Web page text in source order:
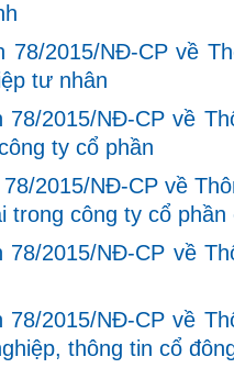
78/2015/NĐ-CP về
tư nhân
2015/NĐ-CP về
ty cổ phần
2015/NĐ-CP về
trong công ty cổ
2015/NĐ-CP về
2015/NĐ-CP về
thông tin cổ